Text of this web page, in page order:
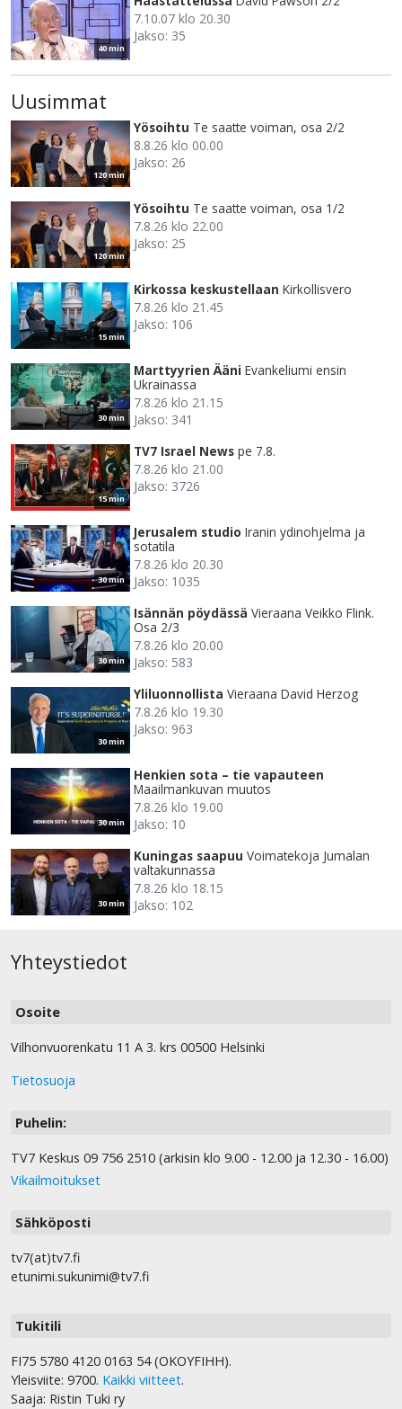
40 min
7.10.07 klo 20.30
Jakso: 35
Uusimmat
120 min
Yösoihtu Te saatte voiman, osa 2/2
8.8.26 klo 00.00
Jakso: 26
120 min
Yösoihtu Te saatte voiman, osa 1/2
7.8.26 klo 22.00
Jakso: 25
15 min
Kirkossa keskustellaan Kirkollisvero
7.8.26 klo 21.45
Jakso: 106
30 min
Marttyyrien Ääni Evankeliumi ensin
Ukrainassa
7.8.26 klo 21.15
Jakso: 341
15 min
TV7 Israel News pe 7.8.
7.8.26 klo 21.00
Jakso: 3726
30 min
Jerusalem studio Iranin ydinohjelma ja
sotatila
7.8.26 klo 20.30
Jakso: 1035
30 min
Isännän pöydässä Vieraana Veikko Flink.
Osa 2/3
7.8.26 klo 20.00
Jakso: 583
30 min
Yliluonnollista Vieraana David Herzog
7.8.26 klo 19.30
Jakso: 963
30 min
Henkien sota – tie vapauteen
Maailmankuvan muutos
7.8.26 klo 19.00
Jakso: 10
30 min
Kuningas saapuu Voimatekoja Jumalan
valtakunnassa
7.8.26 klo 18.15
Jakso: 102
Yhteystiedot
Osoite
Vilhonvuorenkatu 11 A 3. krs 00500 Helsinki
Tietosuoja
Puhelin:
TV7 Keskus 09 756 2510 (arkisin klo 9.00 - 12.00 ja 12.30 - 16.00)
Vikailmoitukset
Sähköposti
tv7(at)tv7.fi
etunimi.sukunimi@tv7.fi
Tukitili
FI75 5780 4120 0163 54 (OKOYFIHH).
Yleisviite: 9700. Kaikki viitteet.
Saaja: Ristin Tuki ry